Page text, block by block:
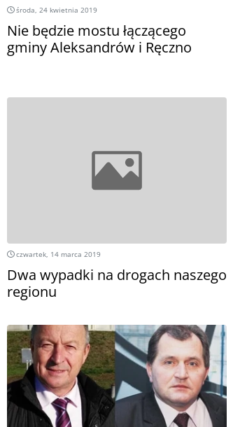
środa, 24 kwietnia 2019
Nie będzie mostu łączącego
gminy Aleksandrów i Ręczno
czwartek, 14 marca 2019
Dwa wypadki na drogach naszego
regionu